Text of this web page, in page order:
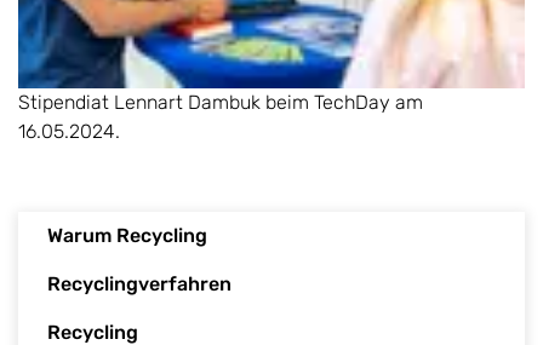
Stipendiat Lennart Dambuk beim TechDay am
16.05.2024.
Warum Recycling
Recyclingverfahren
Recycling